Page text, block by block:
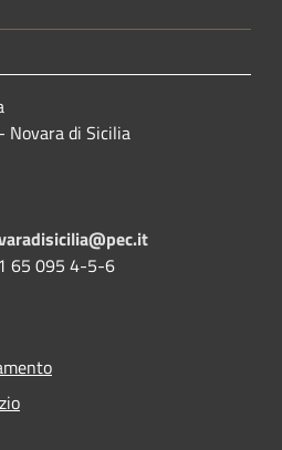
Novara di Sicilia
65 095 4-5-6